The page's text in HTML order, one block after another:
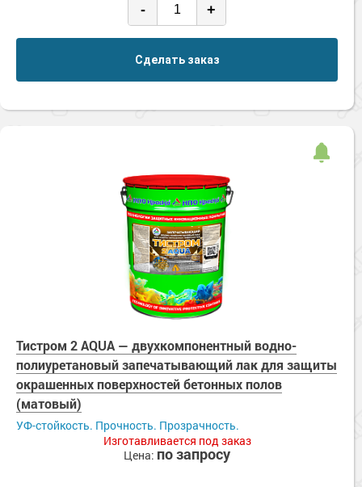
- +
Сделать заказ
Тистром 2 AQUA — двухкомпонентный водно-
полиуретановый запечатывающий лак для защиты
окрашенных поверхностей бетонных полов
(матовый)
УФ-стойкость. Прочность. Прозрачность.
Изготавливается под заказ
Цена: по запросу